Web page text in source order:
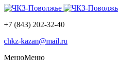
+7 (843) 202-32-40
chkz-kazan@mail.ru
МенюМеню